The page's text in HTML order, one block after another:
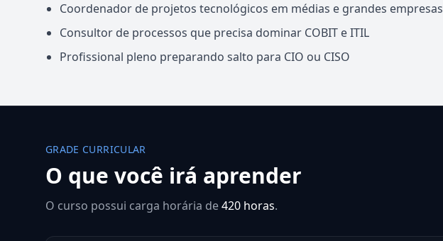
Coordenador de projetos tecnológicos em médias e grandes empresas
Consultor de processos que precisa dominar COBIT e ITIL
Profissional pleno preparando salto para CIO ou CISO
GRADE CURRICULAR
O que você irá aprender
O curso possui carga horária de420 horas.